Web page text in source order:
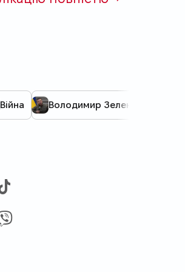
Війна Володимир Зеленський
TIKTOK
VIBER